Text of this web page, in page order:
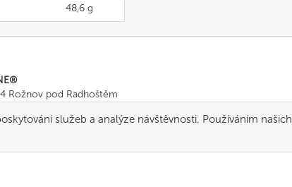
48,6 g
Rožnov pod Radhoštěm
služeb a analýze návštěvnosti. Používáním našich